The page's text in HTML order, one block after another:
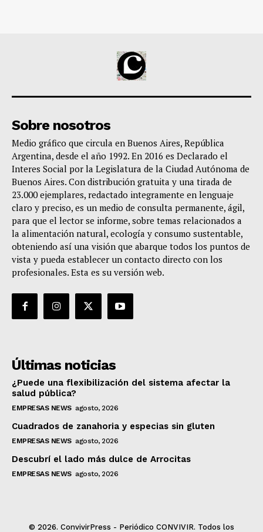
Sobre nosotros
Medio gráfico que circula en Buenos Aires, República
Argentina, desde el año 1992. En 2016 es Declarado el
Interes Social por la Legislatura de la Ciudad Autónoma de
Buenos Aires. Con distribución gratuita y una tirada de
23.000 ejemplares, redactado integramente en lenguaje
claro y preciso, es un medio de consulta permanente, ágil,
para que el lector se informe, sobre temas relacionados a
la alimentación natural, ecología y consumo sustentable,
obteniendo así una visión que abarque todos los puntos de
vista y pueda establecer un contacto directo con los
profesionales. Esta es su versión web.
Últimas noticias
¿Puede una flexibilización del sistema afectar la
salud pública?
EMPRESAS NEWS agosto, 2026
Cuadrados de zanahoria y especias sin gluten
EMPRESAS NEWS agosto, 2026
Descubrí el lado más dulce de Arrocitas
EMPRESAS NEWS agosto, 2026
© 2026. ConvivirPress - Periódico CONVIVIR. Todos los